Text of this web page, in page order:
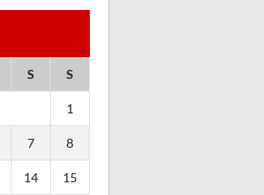
S S
1
7 8
14 15